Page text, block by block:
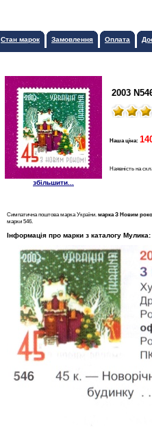
Стан марок Замовлення Оплата
збільшити...
2003
Наша ціна:
Наявність на
Симпатична поштова марка України. марка З Новим
марки 546.
Інформація про марки з каталогу Мулика: